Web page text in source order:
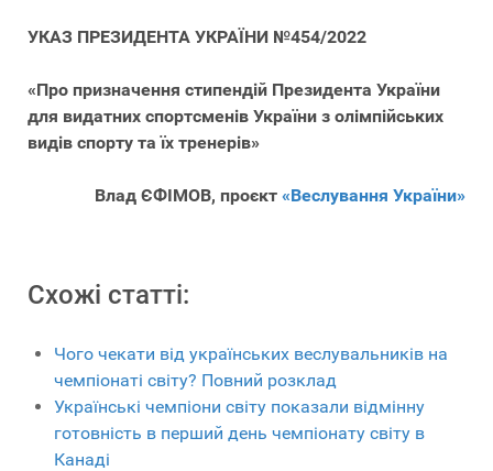
УКАЗ ПРЕЗИДЕНТА УКРАЇНИ №454/2022
«Про призначення стипендій Президента України
для видатних спортсменів України з олімпійських
видів спорту та їх тренерів»
Влад ЄФІМОВ, проєкт «Веслування України»
Схожі статті:
Чого чекати від українських веслувальників на
чемпіонаті світу? Повний розклад
Українські чемпіони світу показали відмінну
готовність в перший день чемпіонату світу в
Канаді